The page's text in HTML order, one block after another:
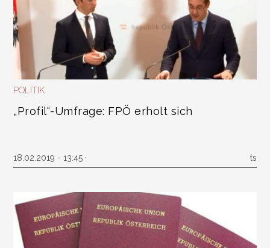
POLITIK
„Profil“-Umfrage: FPÖ erholt sich
18.02.2019 - 13:45 · ts